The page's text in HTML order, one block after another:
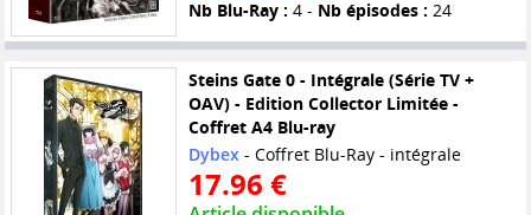
Nb Blu-Ray : 4 - Nb épisodes : 24
Steins Gate 0 - Intégrale (Série TV +
OAV) - Edition Collector Limitée -
Coffret A4 Blu-ray
Dybex - Coffret Blu-Ray - intégrale
17.96 €